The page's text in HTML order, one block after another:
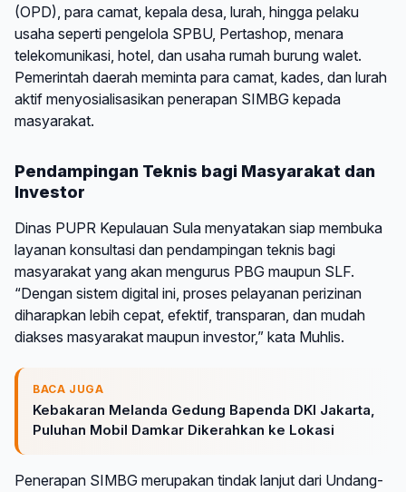
(OPD), para camat, kepala desa, lurah, hingga pelaku
usaha seperti pengelola SPBU, Pertashop, menara
telekomunikasi, hotel, dan usaha rumah burung walet.
Pemerintah daerah meminta para camat, kades, dan lurah
aktif menyosialisasikan penerapan SIMBG kepada
masyarakat.
Pendampingan Teknis bagi Masyarakat dan
Investor
Dinas PUPR Kepulauan Sula menyatakan siap membuka
layanan konsultasi dan pendampingan teknis bagi
masyarakat yang akan mengurus PBG maupun SLF.
“Dengan sistem digital ini, proses pelayanan perizinan
diharapkan lebih cepat, efektif, transparan, dan mudah
diakses masyarakat maupun investor,” kata Muhlis.
BACA JUGA
Kebakaran Melanda Gedung Bapenda DKI Jakarta,
Puluhan Mobil Damkar Dikerahkan ke Lokasi
Penerapan SIMBG merupakan tindak lanjut dari Undang-